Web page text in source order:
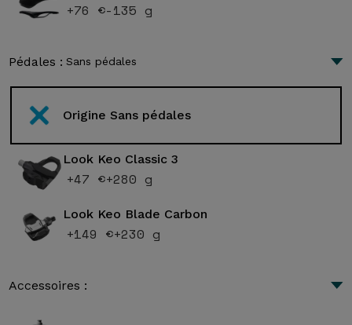
+76 €-135 g
Pédales : Sans pédales
Origine Sans pédales
Look Keo Classic 3
+47 €+280 g
Look Keo Blade Carbon
+149 €+230 g
Accessoires :